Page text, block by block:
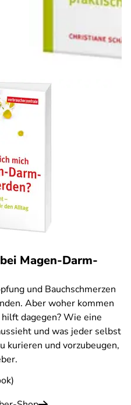
Magen-Darm-
und Bauchschmerzen
Aber woher kommen
dagegen? Wie eine
und was jeder selbst
kurieren und vorzubeugen,